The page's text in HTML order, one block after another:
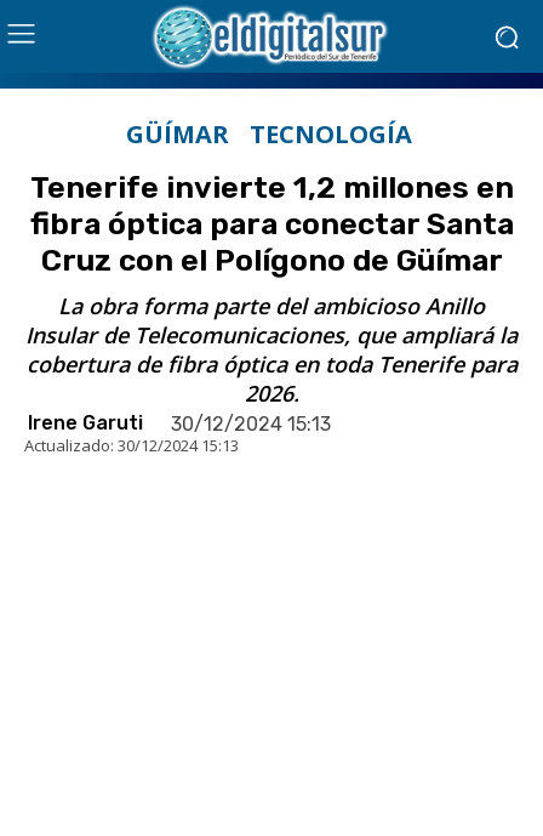
GÜÍMAR TECNOLOGÍA
Tenerife invierte 1,2 millones en
fibra óptica para conectar Santa
Cruz con el Polígono de Güímar
La obra forma parte del ambicioso Anillo
Insular de Telecomunicaciones, que ampliará la
cobertura de fibra óptica en toda Tenerife para
2026.
Irene Garuti 30/12/2024 15:13
Actualizado: 30/12/2024 15:13